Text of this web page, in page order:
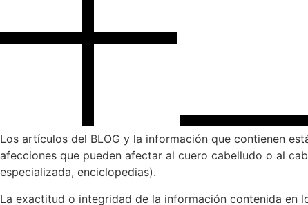
Los artículos del BLOG y la información que contienen
afecciones que pueden afectar al cuero cabelludo o al
especializada, enciclopedias).
La exactitud o integridad de la información contenida en